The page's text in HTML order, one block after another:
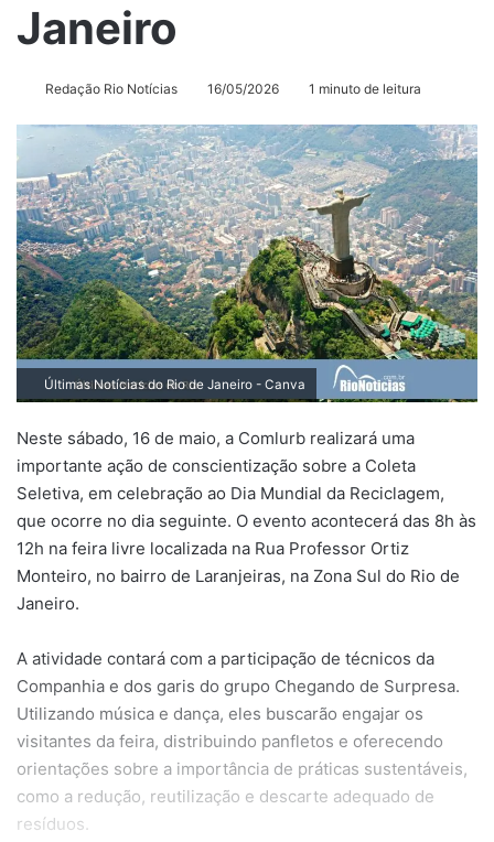
Janeiro
Redação Rio Notícias 16/05/2026 1 minuto de leitura
Últimas Notícias do Rio de Janeiro - Canva
Neste sábado, 16 de maio, a Comlurb realizará uma
importante ação de conscientização sobre a Coleta
Seletiva, em celebração ao Dia Mundial da Reciclagem,
que ocorre no dia seguinte. O evento acontecerá das 8h às
12h na feira livre localizada na Rua Professor Ortiz
Monteiro, no bairro de Laranjeiras, na Zona Sul do Rio de
Janeiro.
A atividade contará com a participação de técnicos da
Companhia e dos garis do grupo Chegando de Surpresa.
Utilizando música e dança, eles buscarão engajar os
visitantes da feira, distribuindo panfletos e oferecendo
orientações sobre a importância de práticas sustentáveis,
como a redução, reutilização e descarte adequado de
resíduos.